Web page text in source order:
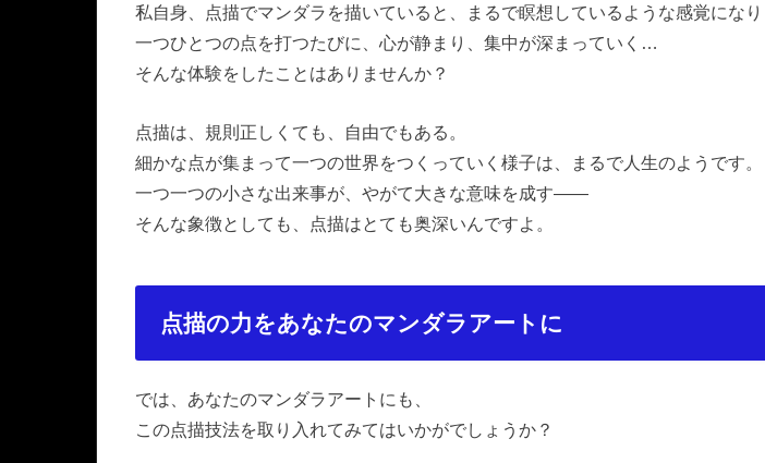
私自身、点描でマンダラを描いていると、まるで瞑想しているような感覚になり
一つひとつの点を打つたびに、心が静まり、集中が深まっていく…
そんな体験をしたことはありませんか？
点描は、規則正しくても、自由でもある。
細かな点が集まって一つの世界をつくっていく様子は、まるで人生のようです。
一つ一つの小さな出来事が、やがて大きな意味を成す――
そんな象徴としても、点描はとても奥深いんですよ。
点描の力をあなたのマンダラアートに
では、あなたのマンダラアートにも、
この点描技法を取り入れてみてはいかがでしょうか？